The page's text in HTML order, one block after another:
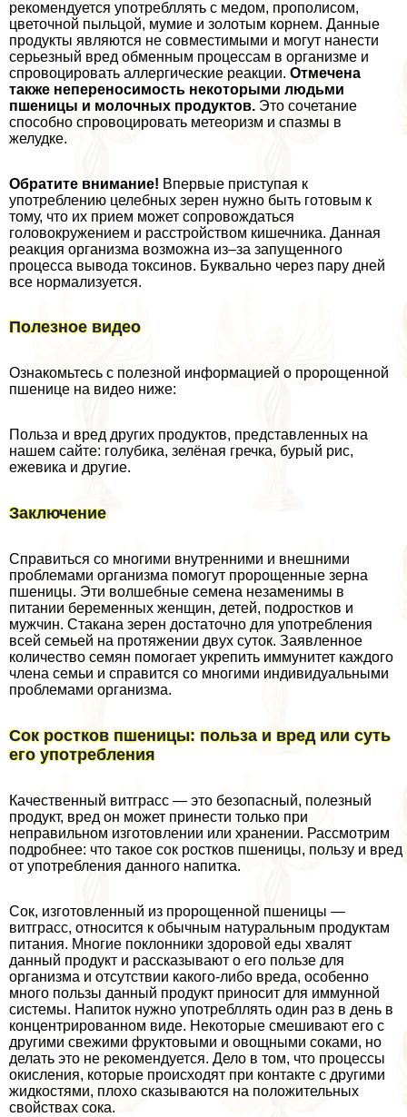
рекомендуется употрeбллять с медом, прополисом,
цветочной пыльцой, мумие и золотым корнем. Данные
продукты являются не совместимыми и могут нанести
серьезный вред обменным процессам в организме и
спровоцировать аллергические реакции. Отмечена
также непереносимость некоторыми людьми
пшеницы и молочных продуктов. Это сочетание
способно спровоцировать метеоризм и спазмы в
желудке.
Обратите внимание! Впервые приступая к
употрeблению целебных зерен нужно быть готовым к
тому, что их прием может сопровождаться
головокружением и расстройством кишечника. Данная
реакция организма возможна из–за запущенного
процесса вывода токсинов. Буквально через пару дней
все нормализуется.
Полезное видео
Ознакомьтесь с полезной информацией о пророщенной
пшенице на видео ниже:
Польза и вред других продуктов, представленных на
нашем сайте: гoлyбика, зелёная гречка, бурый рис,
ежевика и другие.
Заключение
Справиться со многими внутренними и внешними
проблемами организма помогут пророщенные зерна
пшеницы. Эти волшебные семена незаменимы в
питании беременных женщин, детей, подростков и
мужчин. Стакана зерен достаточно для употрeбления
всей семьей на протяжении двух суток. Заявленное
количество семян помогает укрепить иммунитет каждого
члeна семьи и справится со многими индивидуальными
проблемами организма.
Сок ростков пшеницы: польза и вред или суть
его употрeбления
Качественный витграсс — это безопасный, полезный
продукт, вред он может принести только при
неправильном изготовлении или хранении. Рассмотрим
подробнее: что такое сок ростков пшеницы, пользу и вред
от употрeбления данного напитка.
Сок, изготовленный из пророщенной пшеницы —
витграсс, относится к обычным натуральным продуктам
питания. Многие поклонники здоровой еды хвалят
данный продукт и рассказывают о его пользе для
организма и отсутствии какого-либо вреда, особенно
много пользы данный продукт приносит для иммунной
системы. Напиток нужно употрeбллять один раз в день в
концентрированном виде. Некоторые смешивают его с
другими свежими фруктовыми и овощными соками, но
делать это не рекомендуется. Дело в том, что процессы
окисления, которые происходят при контакте с другими
жидкостями, плохо сказываются на положительных
свойствах сока.